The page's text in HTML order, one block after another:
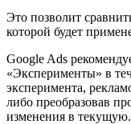
Это позволит
которой будет
Google Ads
«Эксперименты» в
эксперимента,
либо преобразовав
изменения в текущую.